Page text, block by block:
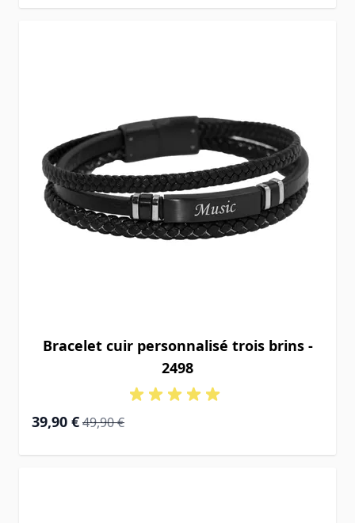
Bracelet cuir personnalisé trois brins -
2498
Prix Spécial
39,90 € Prix normal
49,90 €